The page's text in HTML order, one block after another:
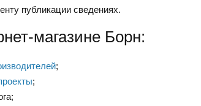
публикации сведениях.
магазине Борн:
;
;